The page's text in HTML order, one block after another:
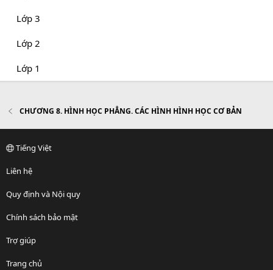
Lớp 3
Lớp 2
Lớp 1
CHƯƠNG 8. HÌNH HỌC PHẲNG. CÁC HÌNH HÌNH HỌC CƠ BẢN
Tiếng Việt
Liên hệ
Quy định và Nội quy
Chính sách bảo mật
Trợ giúp
Trang chủ